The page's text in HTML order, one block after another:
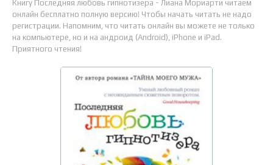
Книгу Последняя любовь гипнотизера - Лиана Мориарти читаем
онлайн бесплатно полную версию! Чтобы начать читать не надо
регистрации. Напомним, что читать онлайн вы можете не только
на компьютере, но и на андроид (Android), iPhone и iPad.
Приятного чтения!